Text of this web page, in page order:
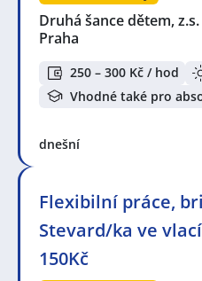
Druhá šance dětem, z.s.
Praha
250 – 300 Kč / hod
Vhodné také pro
dnešní
Flexibilní práce,
Stevard/ka ve
150Kč